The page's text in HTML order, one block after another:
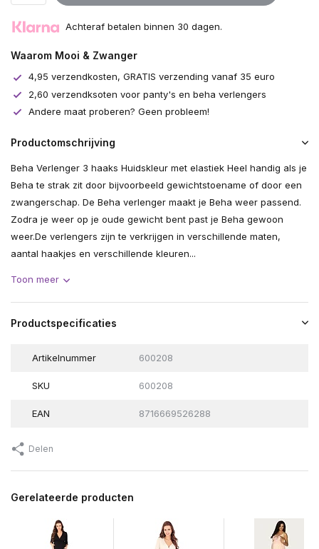
Achteraf betalen binnen 30 dagen.
Waarom Mooi & Zwanger
4,95 verzendkosten, GRATIS verzending vanaf 35 euro
2,60 verzendksoten voor panty's en beha verlengers
Andere maat proberen? Geen probleem!
Productomschrijving
Beha Verlenger 3 haaks Huidskleur met elastiek Heel handig als je
Beha te strak zit door bijvoorbeeld gewichtstoename of door een
zwangerschap. De Beha verlenger maakt je Beha weer passend.
Zodra je weer op je oude gewicht bent past je Beha gewoon
weer.De verlengers zijn te verkrijgen in verschillende maten,
aantal haakjes en verschillende kleuren...
Toon meer
Productspecificaties
Artikelnummer 600208
SKU 600208
EAN 8716669526288
Delen
Gerelateerde producten